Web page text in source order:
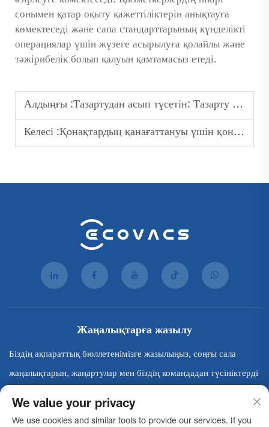
сонымен қатар оқыту қажеттіліктерін анықтауға
көмектеседі және сапа стандарттарының күнделікті
операциялар үшін жүзеге асырылуға қолайлы және
тәжірибелік болып қалуын қамтамасыз етеді.
Алдыңғы :Тазартудан асып түсетін: Тазарту роботтарының деректерді жинау потенциалы
Келесі :Қонақтардың қанағаттануы үшін қонақ үйлер неге роботтік сорғыштарды таңдайды
Жаңалықтарға жазылу
Біздің ақпараттық бюллетенімізге жазылыңыз, соңғы сала
жаңалықтарын, жаңартулар мен біздің командадан түсініктерді
We value your privacy
We use cookies and similar tools to provide our services. If you